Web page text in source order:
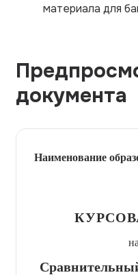
материала для
документа
Наименование